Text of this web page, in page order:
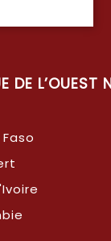
DE L’OUEST